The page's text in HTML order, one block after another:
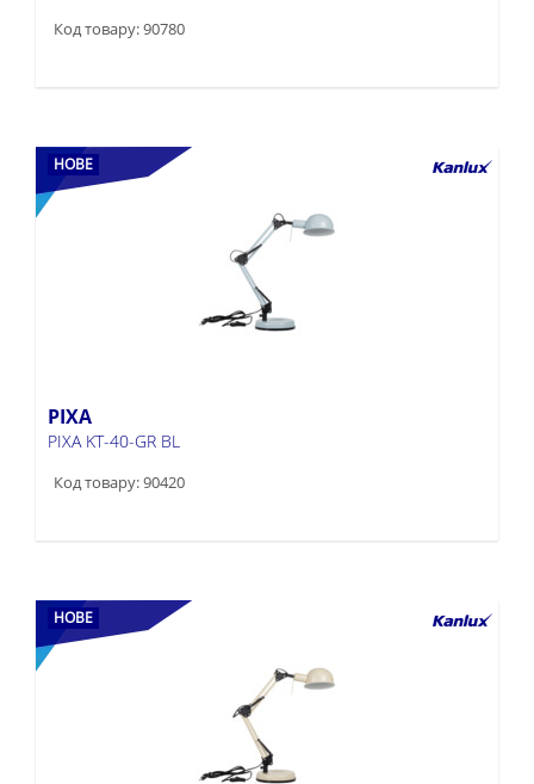
Код товару: 90780
НОВЕ
PIXA
PIXA KT-40-GR BL
Код товару: 90420
НОВЕ